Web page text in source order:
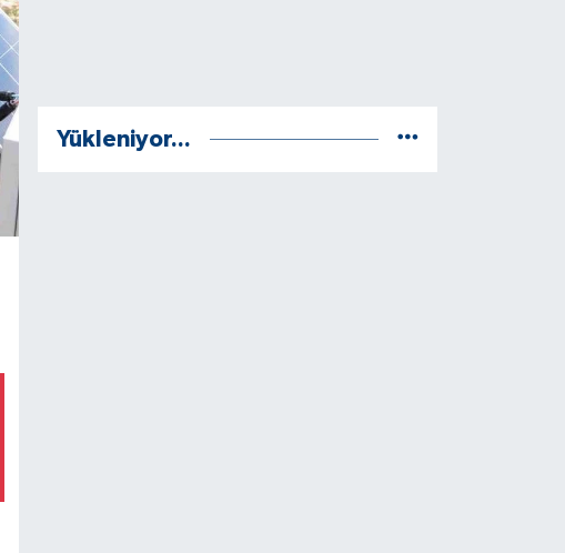
Yükleniyor...